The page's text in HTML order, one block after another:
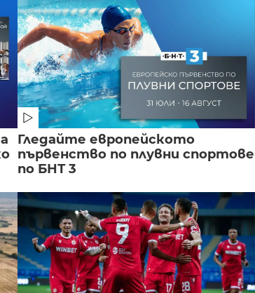
Гледайте европейското
първенство по плувни спортове
по БНТ 3